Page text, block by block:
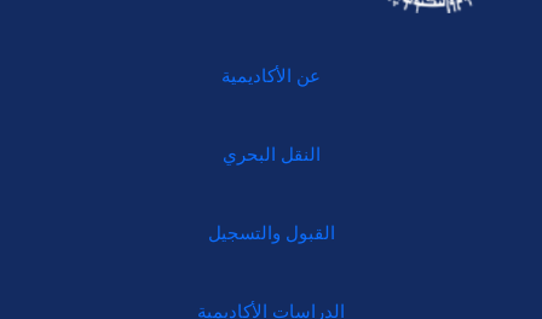
عن الأكاديمية
النقل البحري
القبول والتسجيل
الدراسات الأكاديمية